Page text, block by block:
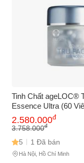
Tinh Chất ageLOC®
Essence Ultra (60
Nâng Cơ, Xoá Nhăn,
Tăng Độ Săn Chắc
2.580.000đ
3.758.000đ
5 1 Đã bán
Hà Nội, Hồ Chí Minh